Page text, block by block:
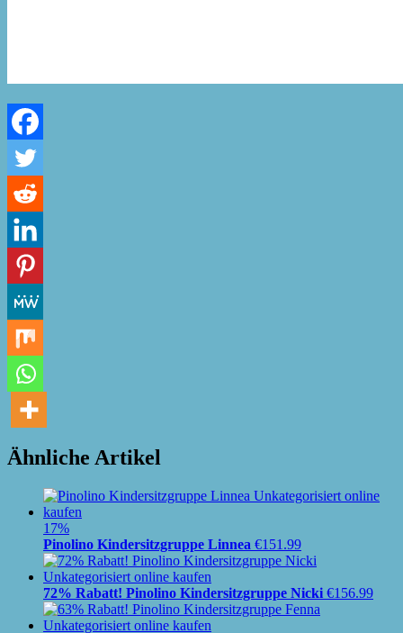
Ähnliche Artikel
17%
Pinolino Kindersitzgruppe Linnea €151.99
72% Rabatt! Pinolino Kindersitzgruppe Nicki €156.99